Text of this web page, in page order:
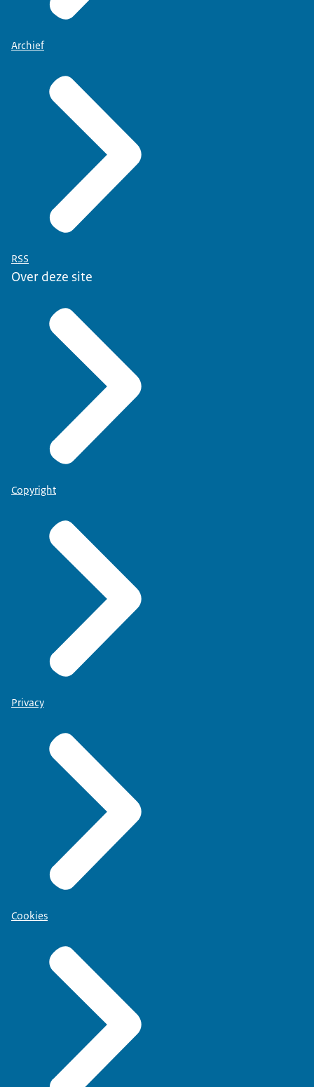
Archief
RSS
Over deze site
Copyright
Privacy
Cookies